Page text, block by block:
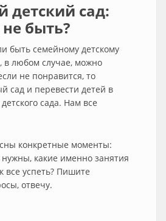
детский сад:
быть?
быть семейному детскому
в любом случае, можно
не понравится, то
сад и перевести детей в
сада. Нам все
конкретные моменты:
какие именно занятия
все успеть? Пишите
отвечу.